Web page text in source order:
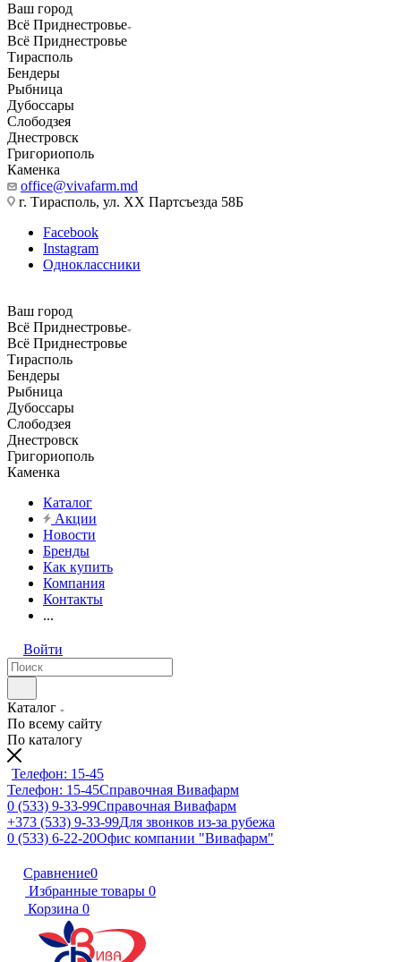
Ваш город
Всё Приднестровье
Всё Приднестровье
Тирасполь
Бендеры
Рыбница
Дубоссары
Слободзея
Днестровск
Григориополь
Каменка
office@vivafarm.md
г. Тирасполь, ул. ХХ Партсъезда 58Б
Facebook
Instagram
Одноклассники
Ваш город
Всё Приднестровье
Всё Приднестровье
Тирасполь
Бендеры
Рыбница
Дубоссары
Слободзея
Днестровск
Григориополь
Каменка
Каталог
Акции
Новости
Бренды
Как купить
Компания
Контакты
...
Войти
Каталог
По всему сайту
По каталогу
Телефон: 15-45
Телефон: 15-45Справочная Вивафарм
0 (533) 9-33-99Справочная Вивафарм
+373 (533) 9-33-99Для звонков из-за рубежа
0 (533) 6-22-20Офис компании "Вивафарм"
Сравнение0
Избранные товары 0
Корзина 0